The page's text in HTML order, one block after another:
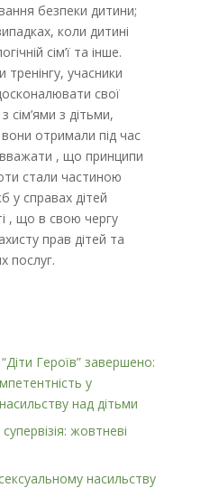
безпеки дитини;
коли дитині
сім’ї та інше.
тренінгу, учасники
свої
сім’ями з дітьми,
отримали під час
вважати , що принципи
стали частиною
у справах дітей
, що в свою чергу
прав дітей та
послуг.
Героїв” завершено:
у
над дітьми
жовтневі
насильству